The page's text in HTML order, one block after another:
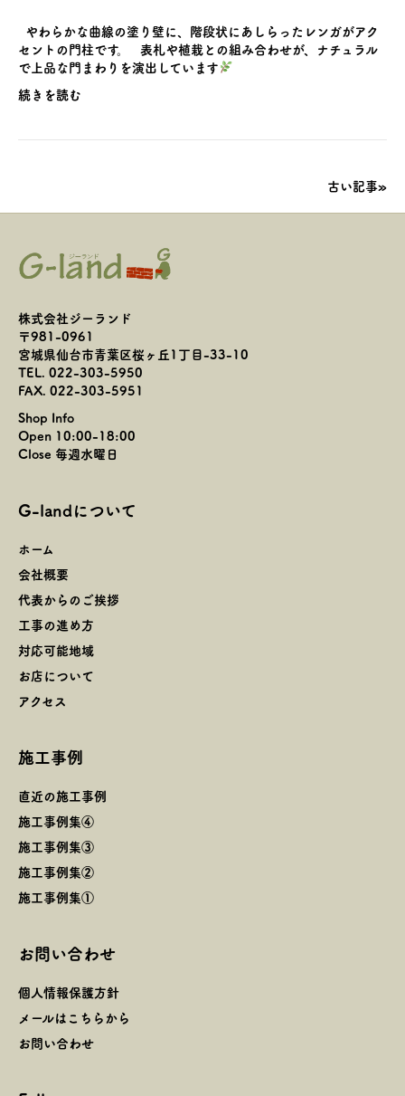
やわらかな曲線の塗り壁に、階段状にあしらったレンガがアク
セントの門柱です。 表札や植栽との組み合わせが、ナチュラル
で上品な門まわりを演出しています
続きを読む
古い記事»
株式会社ジーランド
〒981-0961
宮城県仙台市青葉区桜ヶ丘1丁目-33-10
TEL. 022-303-5950
FAX. 022-303-5951
Shop Info
Open 10:00-18:00
Close 毎週水曜日
G-landについて
ホーム
会社概要
代表からのご挨拶
工事の進め方
対応可能地域
お店について
アクセス
施工事例
直近の施工事例
施工事例集④
施工事例集③
施工事例集②
施工事例集①
お問い合わせ
個人情報保護方針
メールはこちらから
お問い合わせ